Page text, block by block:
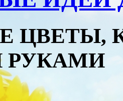
ЦВЕТЫ,
РУКАМИ